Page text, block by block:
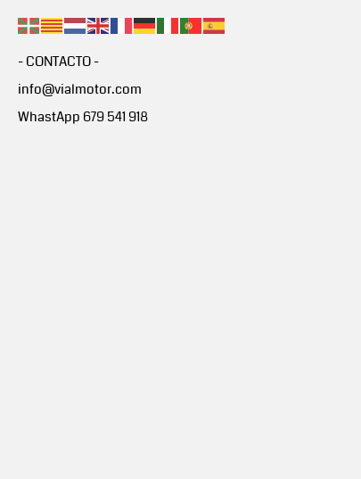
- CONTACTO -
info@vialmotor.com
WhastApp 679 541 918